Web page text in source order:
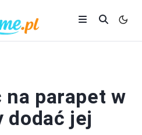
na parapet w
dodać jej